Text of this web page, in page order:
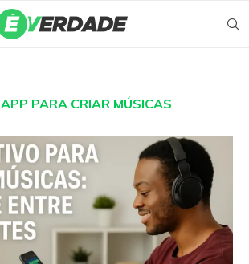
APP PARA CRIAR MÚSICAS